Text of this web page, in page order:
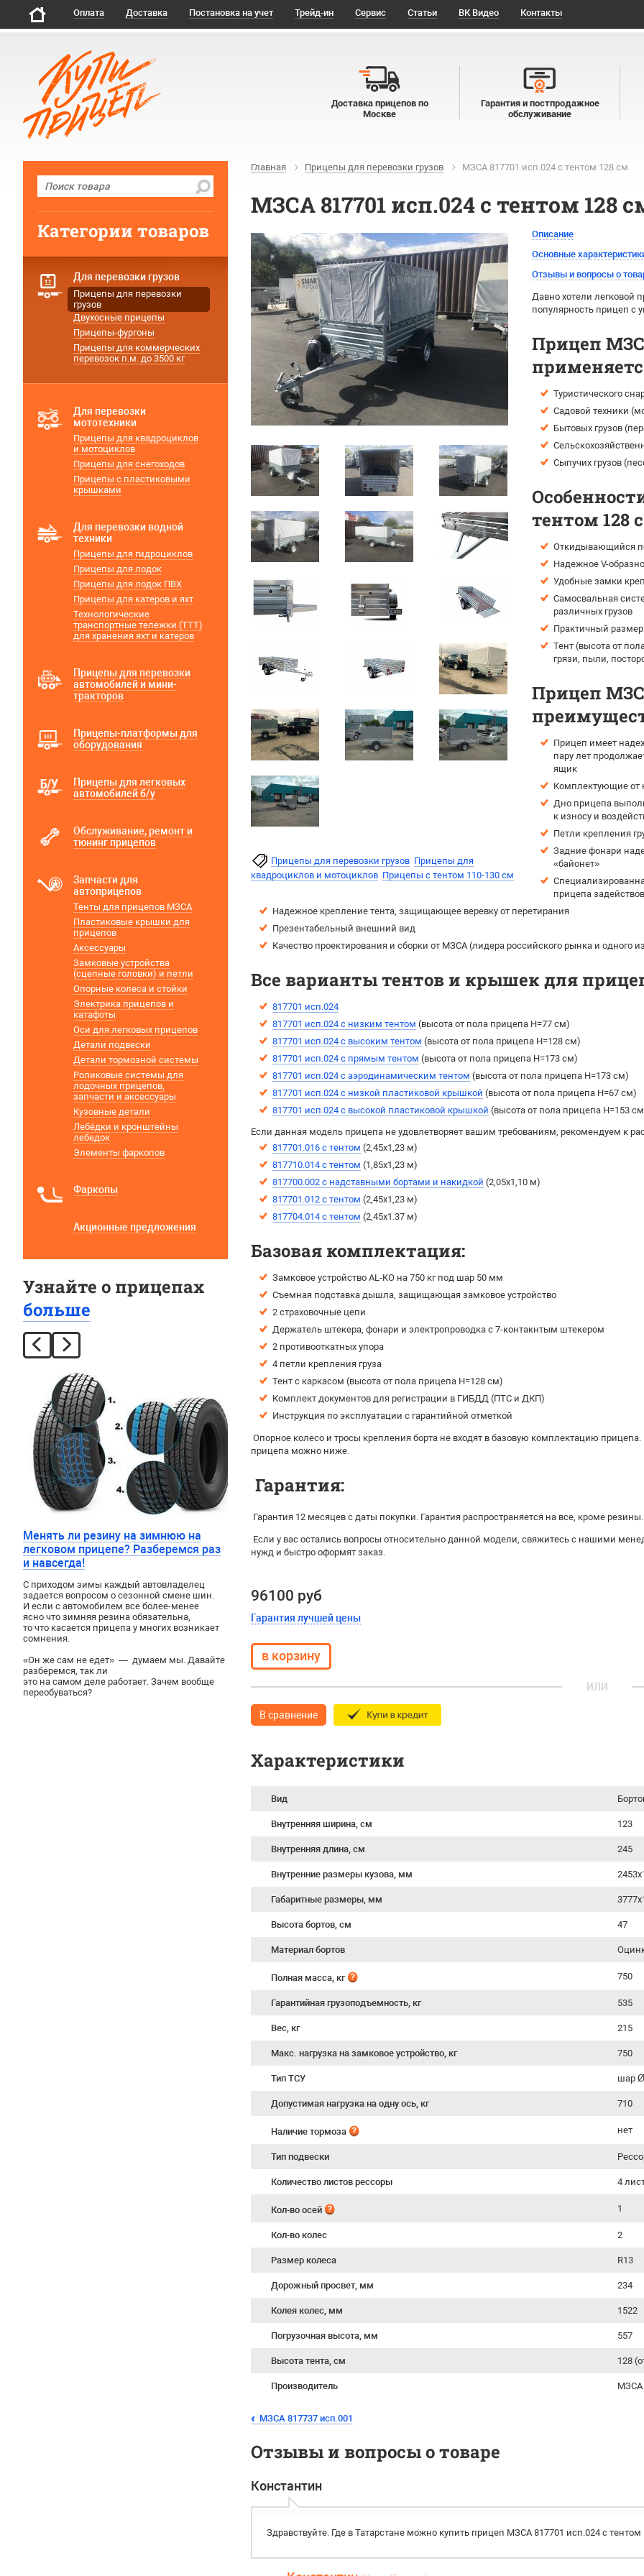
Оплата Доставка Постановка на учет Трейд-ин Сервис Статьи ВК Видео Контакты
Доставка прицепов по
Москве
Гарантия и постпродажное
обслуживание
Главная Прицепы для перевозки грузов МЗСА 817701 исп.024 с тентом 128 см
МЗСА 817701 исп.024 с тентом 128
Прицепы для перевозки грузов Прицепы для
квадроциклов и мотоциклов Прицепы с тентом 110-130 см
Описание
Основные
Отзывы и вопросы о
Давно хотели легковой
популярность прицеп с
Прицеп
Туристического
Садовой техники
Бытовых грузов
Сыпучих грузов
тентом 128
Откидывающийся
Надежное V-
Удобные замки
Самосвальная
различных грузов
Практичный размер
Тент (высота от
грязи, пыли,
Прицеп
Прицеп имеет
пару лет
ящик
Комплектующие от
Дно прицепа
к износу и
Петли крепления
Задние фонари
«байонет»
прицепа
Надежное крепление тента, защищающее веревку от перетирания
Презентабельный внешний вид
Качество проектирования и сборки от МЗСА (лидера российского рынка и одного
Все варианты тентов и крышек для
817701 исп.024
817701 исп.024 с низким тентом (высота от пола прицепа H=77 см)
817701 исп.024 с высоким тентом (выcота от пола прицепа H=128 см)
817701 исп.024 с прямым тентом (выcота от пола прицепа H=173 см)
817701 исп.024 с аэродинамическим тентом (выcота от пола прицепа H=173 см)
817701 исп.024 с низкой пластиковой крышкой (высота от пола прицепа H=67 см)
817701 исп.024 с высокой пластиковой крышкой (высота от пола прицепа H=153
Если данная модель прицепа не удовлетворяет вашим требованиям, рекомендуем к
817701.016 с тентом (2,45х1,23 м)
817710.014 с тентом (1,85х1,23 м)
817700.002 с надставными бортами и накидкой (2,05х1,10 м)
817701.012 с тентом (2,45х1,23 м)
817704.014 с тентом (2,45х1.37 м)
Базовая комплектация:
Замковое устройство AL-KO на 750 кг под шар 50 мм
Съемная подставка дышла, защищающая замковое устройство
2 страховочные цепи
Держатель штекера, фонари и электропроводка с 7-контакнтым штекером
2 противооткатных упора
4 петли крепления груза
Тент с каркасом (высота от пола прицепа H=128 см)
Комплект документов для регистрации в ГИБДД (ПТС и ДКП)
Инструкция по эксплуатации с гарантийной отметкой
Опорное колесо и тросы крепления борта не входят в базовую комплектацию
прицепа можно ниже.
Гарантия:
Гарантия 12 месяцев с даты покупки. Гарантия распространяется на все, кроме резины.
Если у вас остались вопросы относительно данной модели, свяжитесь с нашими
нужд и быстро оформят заказ.
96100 руб
Гарантия лучшей цены
ИЛИ
В сравнение
Характеристики
Вид
Внутренняя ширина, см 123
Внутренняя длина, см 245
Внутренние размеры кузова, мм
Габаритные размеры, мм
Высота бортов, см 47
Материал бортов
Полная масса, кг 750
Гарантийная грузоподъемность, кг 535
Вес, кг 215
Макс. нагрузка на замковое устройство, кг 750
Тип ТСУ шар
Допустимая нагрузка на одну ось, кг 710
Наличие тормоза нет
Тип подвески
Количество листов рессоры 4
Кол-во осей 1
Кол-во колес 2
Размер колеса R13
Дорожный просвет, мм 234
Колея колес, мм 1522
Погрузочная высота, мм 557
Высота тента, см 128
Производитель МЗСА
МЗСА 817737 исп.001
Отзывы и вопросы о товаре
Константин
Здравствуйте. Где в Татарстане можно купить прицеп МЗСА 817701 исп.024 с тентом
Категории товаров
Для перевозки грузов
Прицепы для перевозки
грузов
Двухосные прицепы
Прицепы-фургоны
Прицепы для коммерческих
перевозок п.м. до 3500 кг
Для перевозки
мототехники
Прицепы для квадроциклов
и мотоциклов
Прицепы для снегоходов
Прицепы с пластиковыми
крышками
Для перевозки водной
техники
Прицепы для гидроциклов
Прицепы для лодок
Прицепы для лодок ПВХ
Прицепы для катеров и яхт
Технологические
транспортные тележки (ТТТ)
для хранения яхт и катеров
Прицепы для перевозки
автомобилей и мини-
тракторов
Прицепы-платформы для
оборудования
Прицепы для легковых
автомобилей б/у
Обслуживание, ремонт и
тюнинг прицепов
Запчасти для
автоприцепов
Тенты для прицепов МЗСА
Пластиковые крышки для
прицепов
Аксессуары
Замковые устройства
(сцепные головки) и петли
Опорные колеса и стойки
Электрика прицепов и
катафоты
Оси для легковых прицепов
Детали подвески
Детали тормозной системы
Роликовые системы для
лодочных прицепов,
запчасти и аксессуары
Кузовные детали
Лебёдки и кронштейны
лебедок
Элементы фаркопов
Фаркопы
Акционные предложения
Узнайте о прицепах
больше
Менять ли резину на зимнюю на
легковом прицепе? Разберемся раз
и навсегда!
С приходом зимы каждый автовладелец
задается вопросом о сезонной смене шин.
И если с автомобилем все более-менее
ясно что зимняя резина обязательна,
то что касается прицепа у многих возникает
сомнения.
«Он же сам не едет» — думаем мы. Давайте
разберемся, так ли
это на самом деле работает. Зачем вообще
переобуваться?